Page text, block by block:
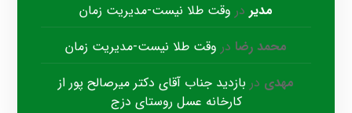
مدیر در وقت طلا نیست-مدیریت زمان
محمد رضا در وقت طلا نیست-مدیریت زمان
مهدی در بازدید جناب آقای دکتر میرصالح پور از
کارخانه عسل روستای دزج